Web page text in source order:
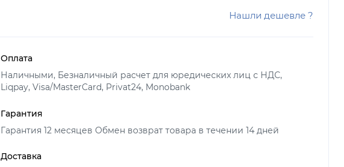
Нашли дешевле ?
Оплата
Наличными, Безналичный расчет для юредических лиц с НДС,
Liqpay, Visa/MasterCard, Privat24, Monobank
Гарантия
Гарантия 12 месяцев Обмен возврат товара в течении 14 дней
Доставка